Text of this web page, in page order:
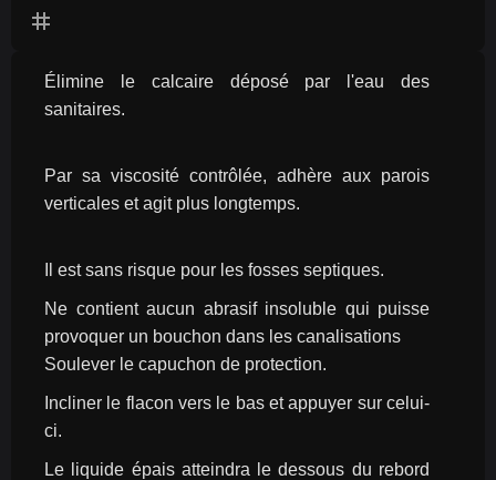
tag
Élimine le calcaire déposé par l'eau des
sanitaires.
Par sa viscosité contrôlée, adhère aux parois
verticales et agit plus longtemps.
Il est sans risque pour les fosses septiques.
Ne contient aucun abrasif insoluble qui puisse
provoquer un bouchon dans les canalisations
Soulever le capuchon de protection.
Incliner le flacon vers le bas et appuyer sur celui-
ci.
Le liquide épais atteindra le dessous du rebord